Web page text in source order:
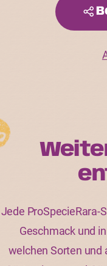
Jede ProSpecieRara-
Geschmack und
welchen Sorten und